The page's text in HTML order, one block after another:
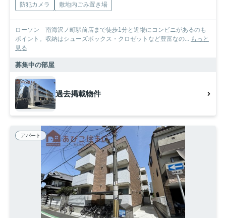
防犯カメラ
敷地内ごみ置き場
ローソン 南海沢ノ町駅前店まで徒歩1分と近場にコンビニがあるのも
ポイント。収納はシューズボックス・クロゼットなど豊富なの... もっと
見る
募集中の部屋
過去掲載物件
アパート